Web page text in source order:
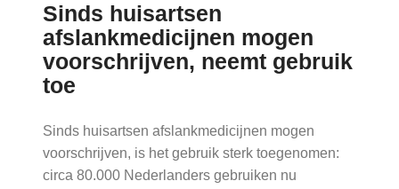
Sinds huisartsen
afslankmedicijnen mogen
voorschrijven, neemt gebruik
toe
Sinds huisartsen afslankmedicijnen mogen
voorschrijven, is het gebruik sterk toegenomen:
circa 80.000 Nederlanders gebruiken nu